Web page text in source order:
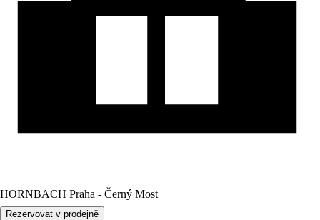
HORNBACH Praha - Černý Most
Rezervovat v prodejně